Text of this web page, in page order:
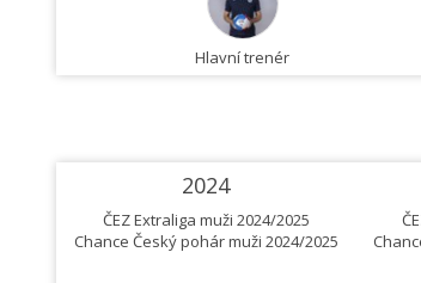
Hlavní trenér
2024
ČEZ Extraliga muži 2024/2025
Chance Český pohár muži 2024/2025